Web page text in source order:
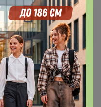
правда не хватает